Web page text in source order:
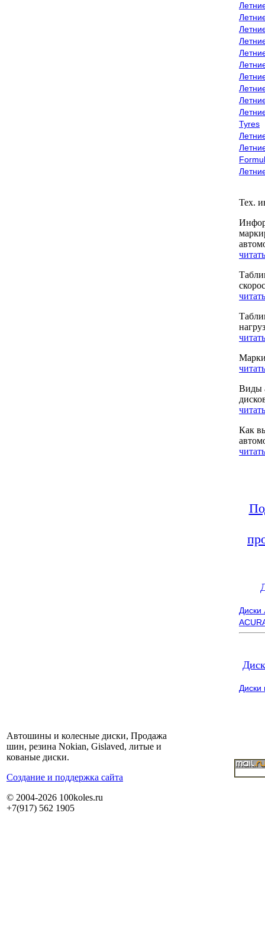
Tyres
Тех.
Виды
Как
Диски
Автошины и колесные диски, Продажа
шин, резина Nokian, Gislaved, литые и
кованые диски.
Cоздание и поддержка сайта
© 2004-2026 100koles.ru
+7(917) 562 1905